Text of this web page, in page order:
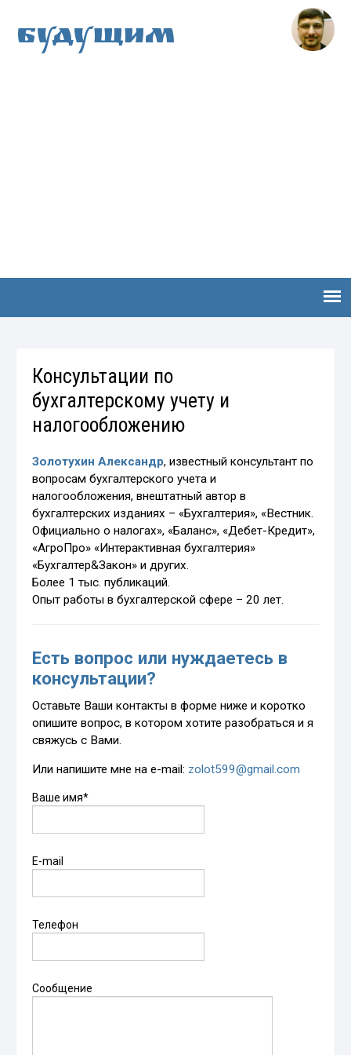
Будущим
Консультации по
бухгалтерскому учету и
налогообложению
Золотухин Александр, известный консультант по
вопросам бухгалтерского учета и
налогообложения, внештатный автор в
бухгалтерских изданиях – «Бухгалтерия», «Вестник.
Официально о налогах», «Баланс», «Дебет-Кредит»,
«АгроПро» «Интерактивная бухгалтерия»
«Бухгалтер&Закон» и других.
Более 1 тыс. публикаций.
Опыт работы в бухгалтерской сфере – 20 лет.
Есть вопрос или нуждаетесь в
консультации?
Оставьте Ваши контакты в форме ниже и коротко
опишите вопрос, в котором хотите разобраться и я
свяжусь с Вами.
Или напишите мне на e-mail: zolot599@gmail.com
Ваше имя*
E-mail
Телефон
Сообщение